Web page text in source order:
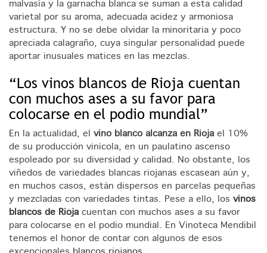
malvasía y la garnacha blanca se suman a esta calidad
varietal por su aroma, adecuada acidez y armoniosa
estructura. Y no se debe olvidar la minoritaria y poco
apreciada calagraño, cuya singular personalidad puede
aportar inusuales matices en las mezclas.
“Los vinos blancos de Rioja cuentan
con muchos ases a su favor para
colocarse en el podio mundial”
En la actualidad, el vino blanco alcanza en Riojael 10%
de su producción vinícola, en un paulatino ascenso
espoleado por su diversidad y calidad. No obstante, los
viñedos de variedades blancas riojanas escasean aún y,
en muchos casos, están dispersos en parcelas pequeñas
y mezcladas con variedades tintas. Pese a ello, los vinos
blancos de Riojacuentan con muchos ases a su favor
para colocarse en el podio mundial. En Vinoteca Mendibil
tenemos el honor de contar con algunos de esos